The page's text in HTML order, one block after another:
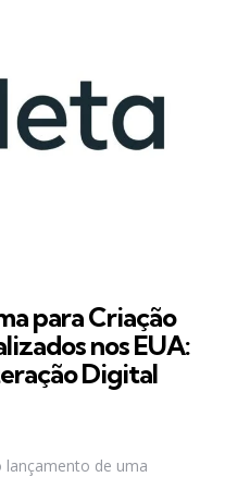
para Criação
nos EUA:
Digital
de uma